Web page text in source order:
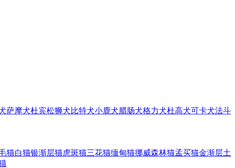
萨摩犬杜宾松狮犬比特犬小鹿犬腊肠犬格力犬杜高犬可卡犬法斗
猫白猫银渐层猫虎斑猫三花猫缅甸猫挪威森林猫孟买猫金渐层土